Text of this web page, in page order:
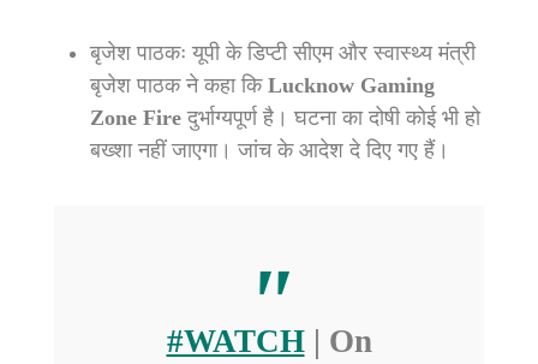
बृजेश पाठकः यूपी के डिप्टी सीएम और स्वास्थ्य मंत्री
बृजेश पाठक ने कहा कि Lucknow Gaming
Zone Fire दुर्भाग्यपूर्ण है। घटना का दोषी कोई भी हो
बख्शा नहीं जाएगा। जांच के आदेश दे दिए गए हैं।
#WATCH| On